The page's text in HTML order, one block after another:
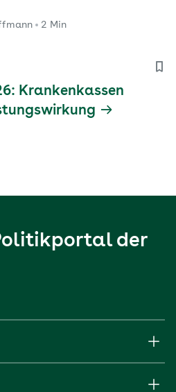
2 Min
Krankenkassen
der